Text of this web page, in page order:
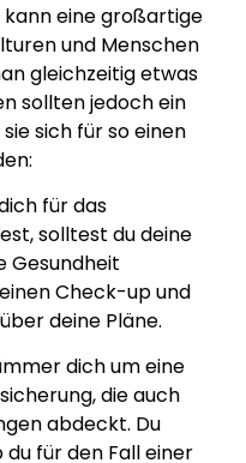
kann eine großartige
und Menschen
gleichzeitig etwas
sollten jedoch ein
sich für so einen
für das
solltest du deine
Gesundheit
Check-up und
deine Pläne.
dich um eine
die auch
abdeckt. Du
für den Fall einer